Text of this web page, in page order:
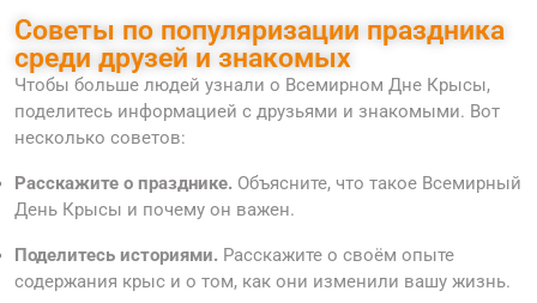
Советы по популяризации праздника
среди друзей и знакомых
Чтобы больше людей узнали о Всемирном Дне Крысы,
поделитесь информацией с друзьями и знакомыми. Вот
несколько советов:
Расскажите о празднике. Объясните, что такое Всемирный
День Крысы и почему он важен.
Поделитесь историями. Расскажите о своём опыте
содержания крыс и о том, как они изменили вашу жизнь.